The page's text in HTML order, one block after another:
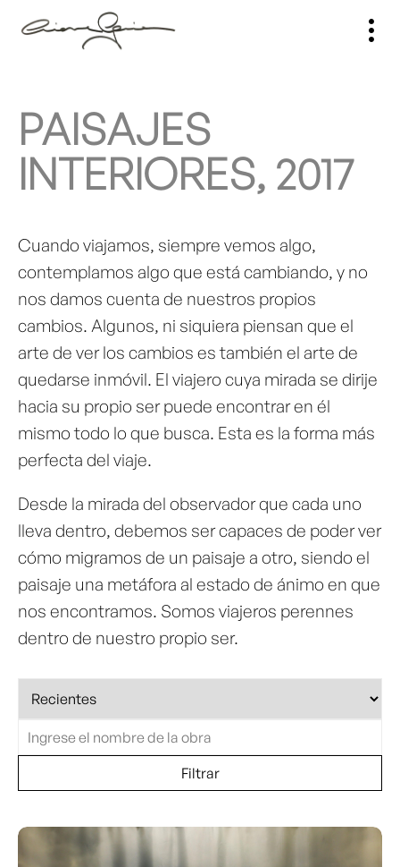
PAISAJES
INTERIORES, 2017
Cuando viajamos, siempre vemos algo,
contemplamos algo que está cambiando, y no
nos damos cuenta de nuestros propios
cambios. Algunos, ni siquiera piensan que el
arte de ver los cambios es también el arte de
quedarse inmóvil. El viajero cuya mirada se dirije
hacia su propio ser puede encontrar en él
mismo todo lo que busca. Esta es la forma más
perfecta del viaje.
Desde la mirada del observador que cada uno
lleva dentro, debemos ser capaces de poder ver
cómo migramos de un paisaje a otro, siendo el
paisaje una metáfora al estado de ánimo en que
nos encontramos. Somos viajeros perennes
dentro de nuestro propio ser.